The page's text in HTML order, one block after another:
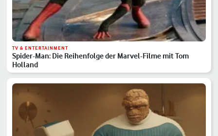
TV & ENTERTAINMENT
Spider-Man: Die Reihenfolge der Marvel-Filme mit Tom
Holland